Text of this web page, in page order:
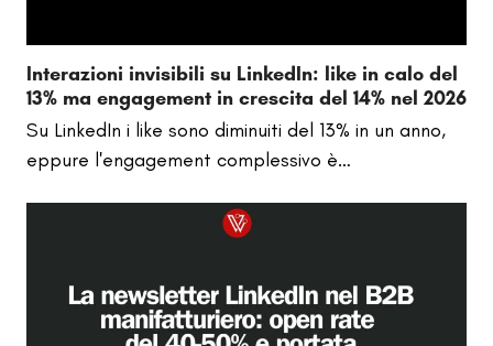
Interazioni invisibili su LinkedIn: like in calo del
13% ma engagement in crescita del 14% nel 2026
Su LinkedIn i like sono diminuiti del 13% in un anno,
eppure l'engagement complessivo è…